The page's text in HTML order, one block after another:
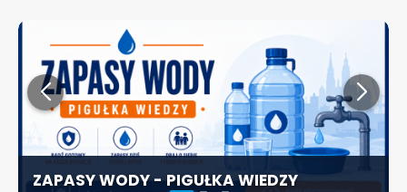
ZAPASY WODY - PIGUŁKA WIEDZY
ZAPRASZAMY NA STOISKO WYDZIAŁU
ZARZADZANIA KRYZYSOWEGO I OCHRONY
LUDNOŚCI
72 GODZINY - PIGUŁKA WIEDZY